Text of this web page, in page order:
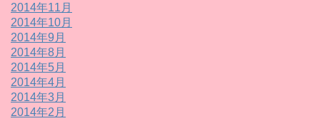
2014年11月
2014年10月
2014年9月
2014年8月
2014年5月
2014年4月
2014年3月
2014年2月